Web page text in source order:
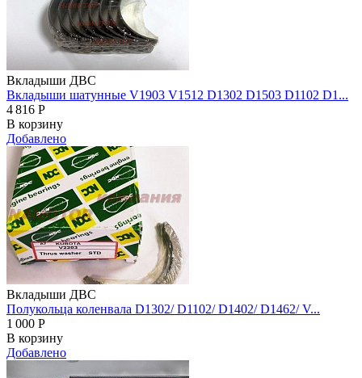
Вкладыши ДВС
Вкладыши шатунные V1903 V1512 D1302 D1503 D1102 D1...
4 816 Р
В корзину
Добавлено
Вкладыши ДВС
Полукольца коленвала D1302/ D1102/ D1402/ D1462/ V...
1 000 Р
В корзину
Добавлено